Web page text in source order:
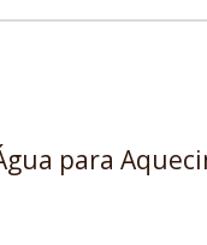
para